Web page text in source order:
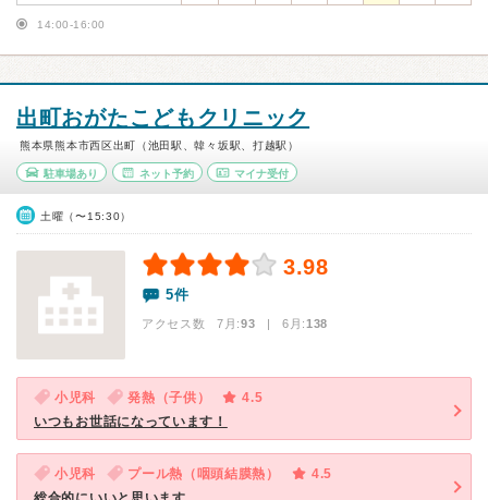
14:00-16:00
出町おがたこどもクリニック
熊本県熊本市西区出町（池田駅、韓々坂駅、打越駅）
駐車場あり ネット予約 マイナ受付
土曜（〜15:30）
3.98
5件
アクセス数 7月:93 | 6月:138
小児科 発熱（子供）
4.5
いつもお世話になっています！
小児科 プール熱（咽頭結膜熱）
4.5